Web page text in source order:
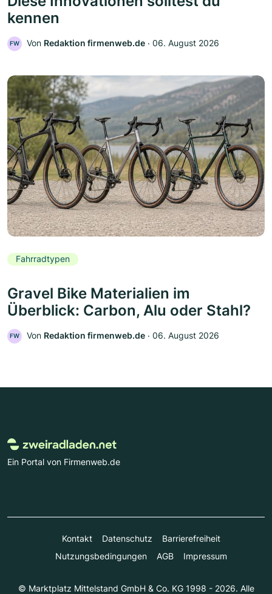
kennen
FW Von Redaktion firmenweb.de ‧ 06. August 2026
Fahrradtypen
Gravel Bike Materialien im
Überblick: Carbon, Alu oder Stahl?
FW Von Redaktion firmenweb.de ‧ 06. August 2026
Ein Portal von Firmenweb.de
Kontakt Datenschutz
Barrierefreiheit
Nutzungsbedingungen
AGB Impressum
© Marktplatz Mittelstand GmbH & Co. KG 1998 - 2026. Alle